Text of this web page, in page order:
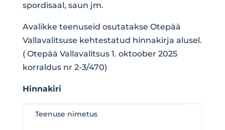
spordisaal, saun jm.
Avalikke teenuseid osutatakse Otepää
Vallavalitsuse kehtestatud hinnakirja alusel.
( Otepää Vallavalitsus 1. oktoober 2025
korraldus nr 2-3/470)
Hinnakiri
Teenuse nimetus